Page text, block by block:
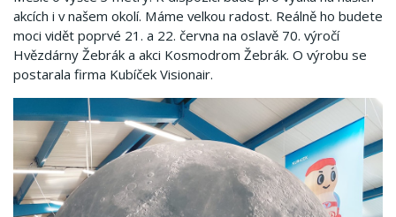
akcích i v našem okolí. Máme velkou radost. Reálně ho budete
moci vidět poprvé 21. a 22. června na oslavě 70. výročí
Hvězdárny Žebrák a akci Kosmodrom Žebrák. O výrobu se
postarala firma Kubíček Visionair.